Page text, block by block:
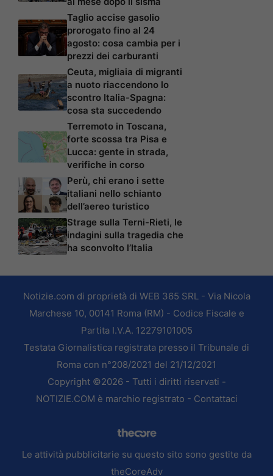
Taglio accise gasolio
prorogato fino al 24
agosto: cosa cambia per i
prezzi dei carburanti
Ceuta, migliaia di migranti
a nuoto riaccendono lo
scontro Italia-Spagna:
cosa sta succedendo
Terremoto in Toscana,
forte scossa tra Pisa e
Lucca: gente in strada,
verifiche in corso
Perù, chi erano i sette
italiani nello schianto
dell’aereo turistico
Strage sulla Terni-Rieti, le
indagini sulla tragedia che
ha sconvolto l’Italia
Notizie.com di proprietà di WEB 365 SRL - Via Nicola
Marchese 10, 00141 Roma (RM) - Codice Fiscale e
Partita I.V.A. 12279101005
Testata Giornalistica registrata presso il Tribunale di
Roma con n°208/2021 del 21/12/2021
Copyright ©2026 - Tutti i diritti riservati -
NOTIZIE.COM è marchio registrato - Contattaci
Le attività pubblicitarie su questo sito sono gestite da
theCoreAdv